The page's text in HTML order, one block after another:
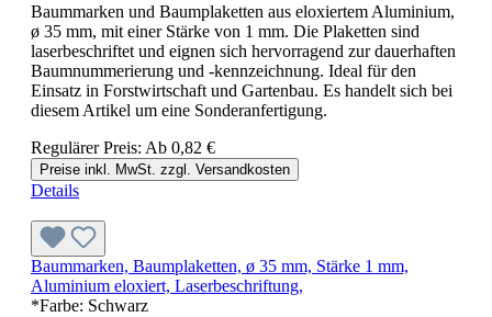
Baummarken und Baumplaketten aus eloxiertem Aluminium,
ø 35 mm, mit einer Stärke von 1 mm. Die Plaketten sind
laserbeschriftet und eignen sich hervorragend zur dauerhaften
Baumnummerierung und -kennzeichnung. Ideal für den
Einsatz in Forstwirtschaft und Gartenbau. Es handelt sich bei
diesem Artikel um eine Sonderanfertigung.
Regulärer Preis: Ab 0,82 €
Preise inkl. MwSt. zzgl. Versandkosten
Details
Baummarken, Baumplaketten, ø 35 mm, Stärke 1 mm,
Aluminium eloxiert, Laserbeschriftung,
*Farbe: Schwarz